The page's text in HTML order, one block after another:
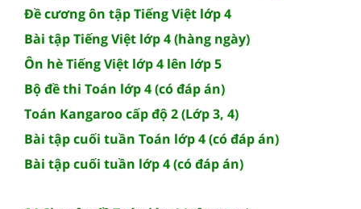
Đề cương ôn tập Tiếng Việt lớp 4
Bài tập Tiếng Việt lớp 4 (hàng ngày)
Ôn hè Tiếng Việt lớp 4 lên lớp 5
Bộ đề thi Toán lớp 4 (có đáp án)
Toán Kangaroo cấp độ 2 (Lớp 3, 4)
Bài tập cuối tuần Toán lớp 4 (có đáp án)
Bài tập cuối tuần lớp 4 (có đáp án)